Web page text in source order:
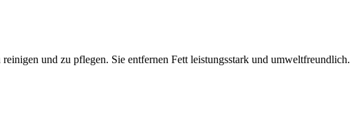
und zu pflegen. Sie entfernen Fett leistungsstark und umweltfreundlich.